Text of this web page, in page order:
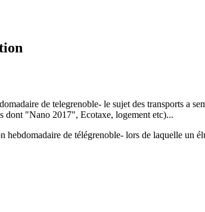
de telegrenoble- le sujet des transports a
dont "Nano 2017", Ecotaxe, logement etc)...
hebdomadaire de télégrenoble- lors de laquelle un